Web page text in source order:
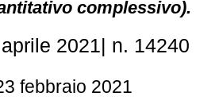
complessivo).
aprile 2021| n. 14240
febbraio 2021